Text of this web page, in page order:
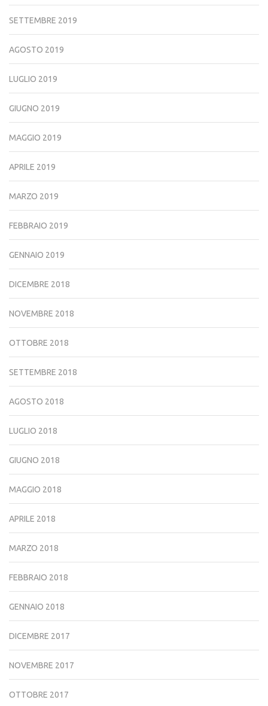
SETTEMBRE 2019
AGOSTO 2019
LUGLIO 2019
GIUGNO 2019
MAGGIO 2019
APRILE 2019
MARZO 2019
FEBBRAIO 2019
GENNAIO 2019
DICEMBRE 2018
NOVEMBRE 2018
OTTOBRE 2018
SETTEMBRE 2018
AGOSTO 2018
LUGLIO 2018
GIUGNO 2018
MAGGIO 2018
APRILE 2018
MARZO 2018
FEBBRAIO 2018
GENNAIO 2018
DICEMBRE 2017
NOVEMBRE 2017
OTTOBRE 2017